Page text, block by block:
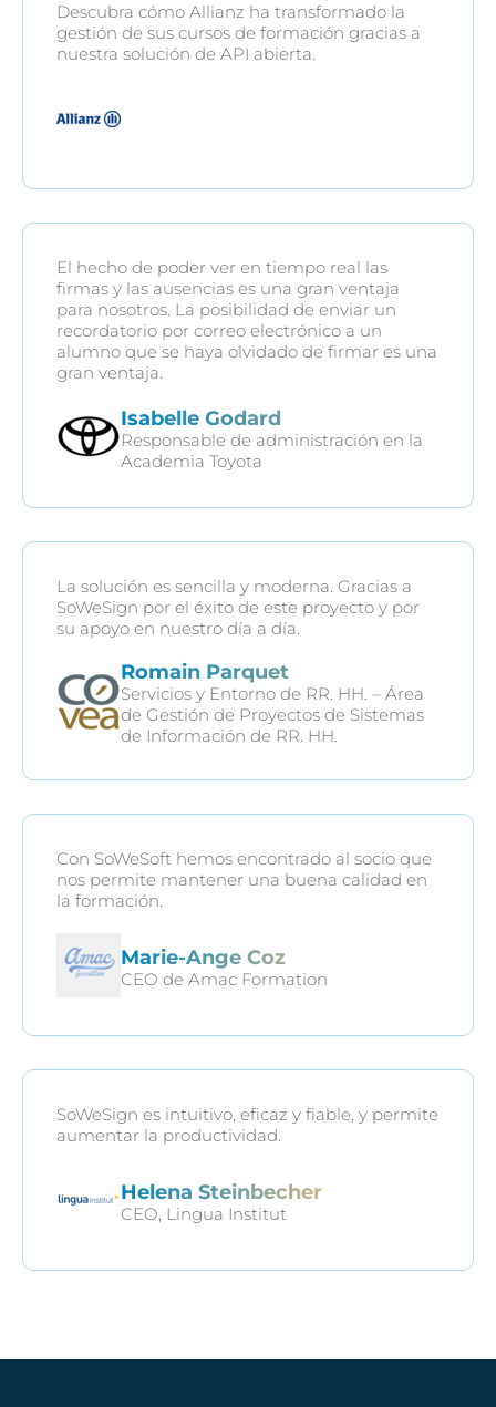
Descubra cómo Allianz ha transformado la
gestión de sus cursos de formación gracias a
nuestra solución de API abierta.
El hecho de poder ver en tiempo real las
firmas y las ausencias es una gran ventaja
para nosotros. La posibilidad de enviar un
recordatorio por correo electrónico a un
alumno que se haya olvidado de firmar es una
gran ventaja.
Isabelle Godard
Responsable de administración en la
Academia Toyota
La solución es sencilla y moderna. Gracias a
SoWeSign por el éxito de este proyecto y por
su apoyo en nuestro día a día.
Romain Parquet
Servicios y Entorno de RR. HH. – Área
de Gestión de Proyectos de Sistemas
de Información de RR. HH.
Con SoWeSoft hemos encontrado al socio que
nos permite mantener una buena calidad en
la formación.
Marie-Ange Coz
CEO de Amac Formation
SoWeSign es intuitivo, eficaz y fiable, y permite
aumentar la productividad.
Helena Steinbecher
CEO, Lingua Institut